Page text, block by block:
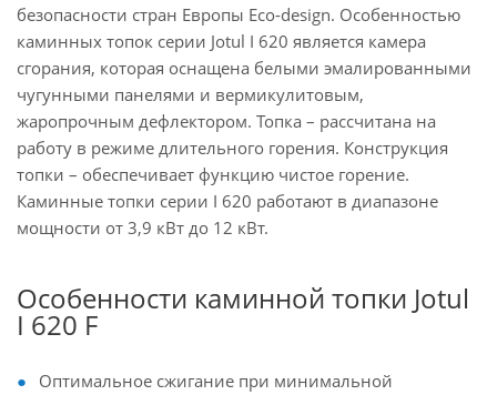
безопасности стран Европы Eco-design. Особенностью
каминных топок серии Jotul I 620 является камера
сгорания, которая оснащена белыми эмалированными
чугунными панелями и вермикулитовым,
жаропрочным дефлектором. Топка – рассчитана на
работу в режиме длительного горения. Конструкция
топки – обеспечивает функцию чистое горение.
Каминные топки серии I 620 работают в диапазоне
мощности от 3,9 кВт до 12 кВт.
Особенности каминной топки Jotul
I 620 F
Оптимальное сжигание при минимальной